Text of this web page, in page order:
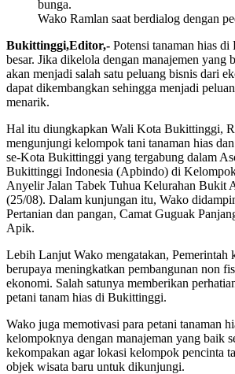
Wako Ramlan saat berdialog dengan
Bukittinggi,Editor,- Potensi tanaman hias
besar. Jika dikelola dengan manajemen yang
akan menjadi salah satu peluang bisnis dari
dapat dikembangkan sehingga menjadi
menarik.
Hal itu diungkapkan Wali Kota Bukittinggi,
mengunjungi kelompok tani tanaman hias
se-Kota Bukittinggi yang tergabung dalam
Bukittinggi Indonesia (Apbindo) di
Anyelir Jalan Tabek Tuhua Kelurahan Bukit
(25/08). Dalam kunjungan itu, Wako
Pertanian dan pangan, Camat Guguak
Apik.
Lebih Lanjut Wako mengatakan, Pemerintah
berupaya meningkatkan pembangunan non
ekonomi. Salah satunya memberikan
petani tanam hias di Bukittinggi.
Wako juga memotivasi para petani tanaman
kelompoknya dengan manajeman yang baik
kekompakan agar lokasi kelompok pencinta
objek wisata baru untuk dikunjungi.